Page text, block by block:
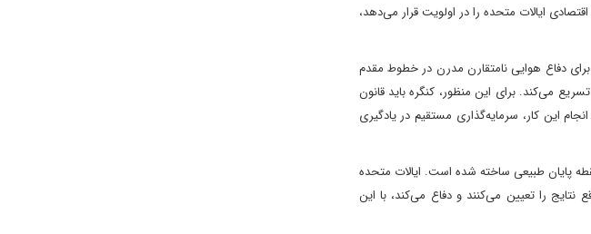
ایالات متحده را در اولویت قرار می‌دهد،
دفاع هوایی نامتقارن مدرن در خطوط مقدم
می‌کند. برای این منظور، کنگره باید قانون
گسترده‌تر علیه روسیه. انجام این کار، سرمایه‌گذاری مستقیم در یادگیری
پایان طبیعی ساخته شده است. ایالات متحده
را تعیین می‌کنند و دفاع می‌کند، با این